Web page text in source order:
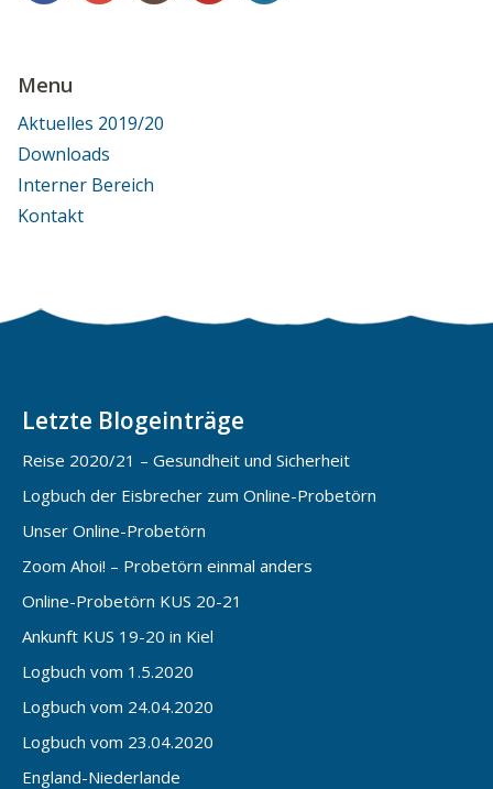
Menu
Aktuelles 2019/20
Downloads
Interner Bereich
Kontakt
Letzte Blogeinträge
Reise 2020/21 – Gesundheit und Sicherheit
Logbuch der Eisbrecher zum Online-Probetörn
Unser Online-Probetörn
Zoom Ahoi! – Probetörn einmal anders
Online-Probetörn KUS 20-21
Ankunft KUS 19-20 in Kiel
Logbuch vom 1.5.2020
Logbuch vom 24.04.2020
Logbuch vom 23.04.2020
England-Niederlande